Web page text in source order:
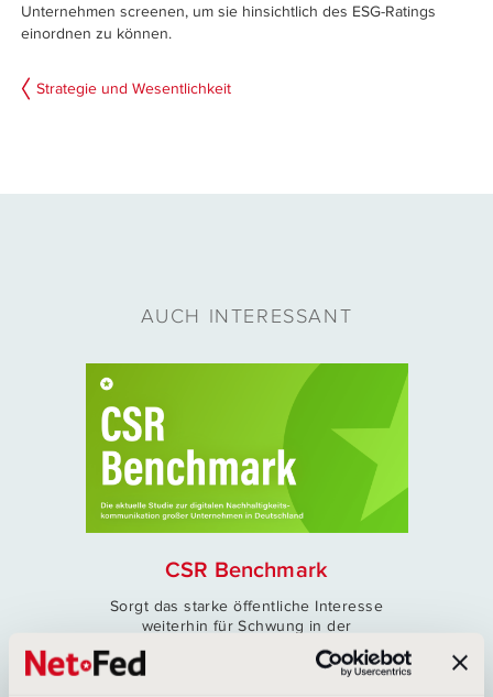
Unternehmen screenen, um sie hinsichtlich des ESG-Ratings
einordnen zu können.
Strategie und Wesentlichkeit
AUCH INTERESSANT
CSR Benchmark
Sorgt das starke öffentliche Interesse
weiterhin für Schwung in der
Nachhaltigkeitskommunikation großer
Unternehmen? Welche Themen sind in den